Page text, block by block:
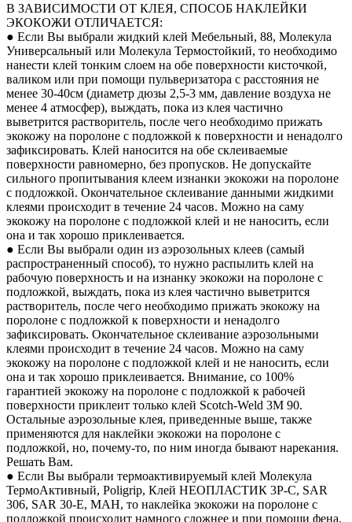
В ЗАВИСИМОСТИ ОТ КЛЕЯ, СПОСОБ НАКЛЕЙКИ
ЭКОКОЖИ ОТЛИЧАЕТСЯ:
● Если Вы выбрали жидкий клей Мебельный, 88, Молекула
Универсальный или Молекула Термостойкий, то необходимо
нанести клей тонким слоем на обе поверхности кисточкой,
валиком или при помощи пульверизатора с расстояния не
менее 30-40см (диаметр дюзы 2,5-3 мм, давление воздуха не
менее 4 атмосфер), выждать, пока из клея частично
выветрится растворитель, после чего необходимо прижать
экокожу на поролоне с подложкой к поверхности и ненадолго
зафиксировать. Клей наносится на обе склеиваемые
поверхности равномерно, без пропусков. Не допускайте
сильного пропитывания клеем изнанки экокожи на поролоне
с подложкой. Окончательное склеивание данными жидкими
клеями происходит в течение 24 часов. Можно на саму
экокожу на поролоне с подложкой клей и не наносить, если
она и так хорошо приклеивается.
● Если Вы выбрали один из аэрозольных клеев (самый
распространенный способ), то нужно распылить клей на
рабочую поверхность и на изнанку экокожи на поролоне с
подложкой, выждать, пока из клея частично выветрится
растворитель, после чего необходимо прижать экокожу на
поролоне с подложкой к поверхности и ненадолго
зафиксировать. Окончательное склеивание аэрозольными
клеями происходит в течение 24 часов. Можно на саму
экокожу на поролоне с подложкой клей и не наносить, если
она и так хорошо приклеивается. Внимание, со 100%
гарантией экокожу на поролоне с подложкой к рабочей
поверхности приклеит только клей Scotch-Weld 3M 90.
Остальные аэрозольные клея, приведенные выше, также
применяются для наклейки экокожи на поролоне с
подложкой, но, почему-то, по ним иногда бывают нарекания.
Решать Вам.
● Если Вы выбрали термоактивируемый клей Молекула
ТермоАктивный, Poligrip, Клей НЕОПЛАСТИК 3P-C, SAR
306, SAR 30-E, MAH, то наклейка экокожи на поролоне с
подложкой происходит намного сложнее и при помощи фена.